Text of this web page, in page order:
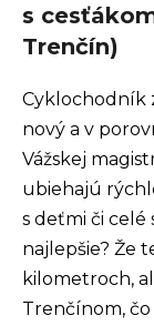
s
Trenčín)
Cyklochodník
nový a v
Vážskej
ubiehajú
s deťmi či celé
najlepšie? Že
kilometroch,
Trenčínom,